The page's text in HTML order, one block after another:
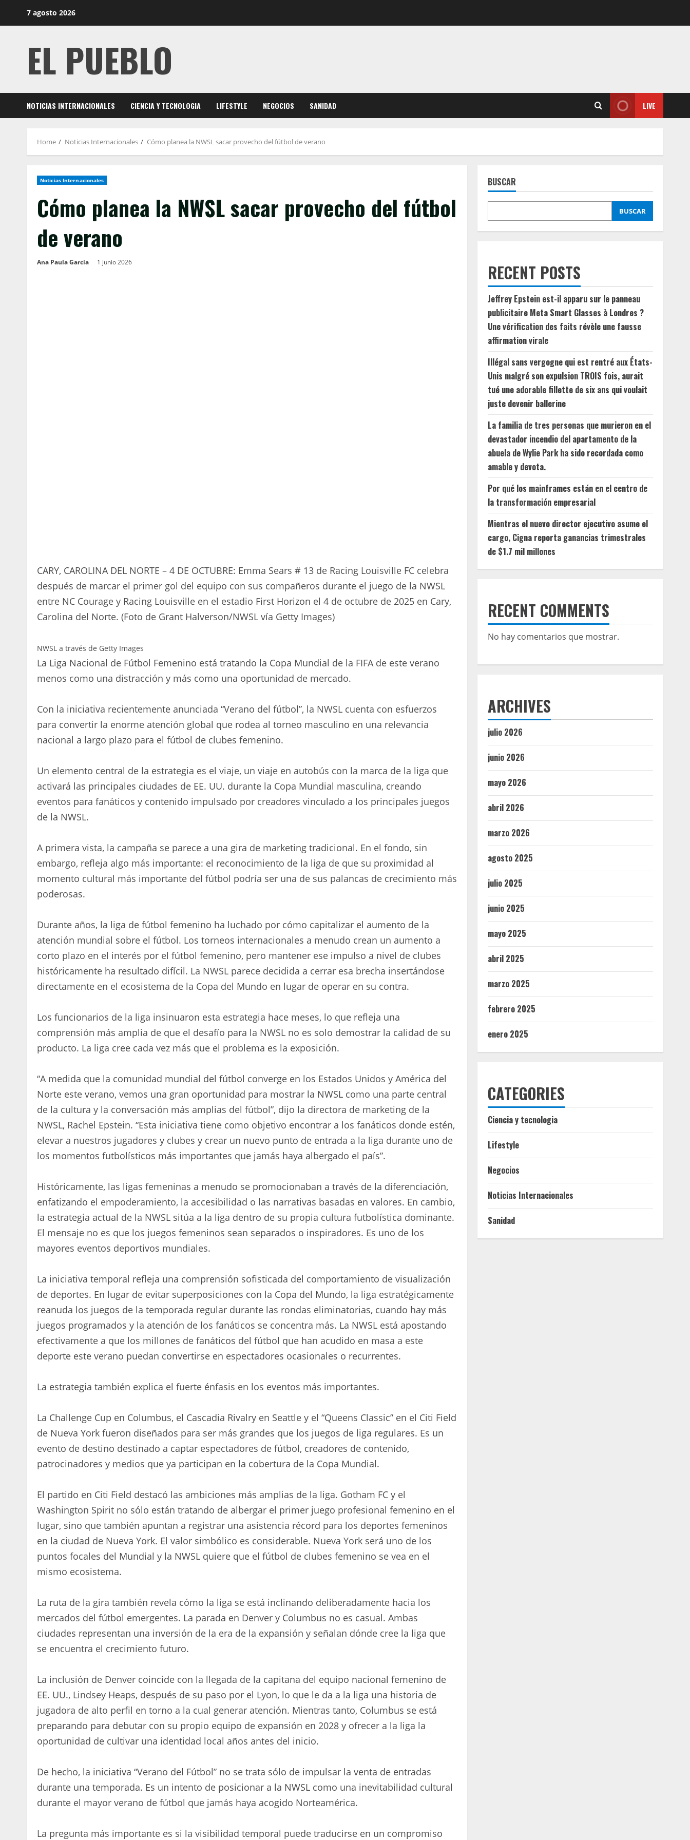
7 agosto 2026
EL PUEBLO
NOTICIAS INTERNACIONALES CIENCIA Y TECNOLOGIA LIFESTYLE NEGOCIOS SANIDAD LIVE
Home Noticias Internacionales Cómo planea la NWSL sacar provecho del fútbol de verano
Noticias Internacionales
Cómo planea la NWSL sacar provecho del fútbol
de verano
Ana Paula García 1 junio 2026
CARY, CAROLINA DEL NORTE – 4 DE OCTUBRE: Emma Sears # 13 de Racing Louisville FC celebra
después de marcar el primer gol del equipo con sus compañeros durante el juego de la NWSL
entre NC Courage y Racing Louisville en el estadio First Horizon el 4 de octubre de 2025 en Cary,
Carolina del Norte. (Foto de Grant Halverson/NWSL vía Getty Images)
NWSL a través de Getty Images
La Liga Nacional de Fútbol Femenino está tratando la Copa Mundial de la FIFA de este verano
menos como una distracción y más como una oportunidad de mercado.
Con la iniciativa recientemente anunciada “Verano del fútbol”, la NWSL cuenta con esfuerzos
para convertir la enorme atención global que rodea al torneo masculino en una relevancia
nacional a largo plazo para el fútbol de clubes femenino.
Un elemento central de la estrategia es el viaje, un viaje en autobús con la marca de la liga que
activará las principales ciudades de EE. UU. durante la Copa Mundial masculina, creando
eventos para fanáticos y contenido impulsado por creadores vinculado a los principales juegos
de la NWSL.
A primera vista, la campaña se parece a una gira de marketing tradicional. En el fondo, sin
embargo, refleja algo más importante: el reconocimiento de la liga de que su proximidad al
momento cultural más importante del fútbol podría ser una de sus palancas de crecimiento más
poderosas.
Durante años, la liga de fútbol femenino ha luchado por cómo capitalizar el aumento de la
atención mundial sobre el fútbol. Los torneos internacionales a menudo crean un aumento a
corto plazo en el interés por el fútbol femenino, pero mantener ese impulso a nivel de clubes
históricamente ha resultado difícil. La NWSL parece decidida a cerrar esa brecha insertándose
directamente en el ecosistema de la Copa del Mundo en lugar de operar en su contra.
Los funcionarios de la liga insinuaron esta estrategia hace meses, lo que refleja una
comprensión más amplia de que el desafío para la NWSL no es solo demostrar la calidad de su
producto. La liga cree cada vez más que el problema es la exposición.
“A medida que la comunidad mundial del fútbol converge en los Estados Unidos y América del
Norte este verano, vemos una gran oportunidad para mostrar la NWSL como una parte central
de la cultura y la conversación más amplias del fútbol”, dijo la directora de marketing de la
NWSL, Rachel Epstein. “Esta iniciativa tiene como objetivo encontrar a los fanáticos donde estén,
elevar a nuestros jugadores y clubes y crear un nuevo punto de entrada a la liga durante uno de
los momentos futbolísticos más importantes que jamás haya albergado el país”.
Históricamente, las ligas femeninas a menudo se promocionaban a través de la diferenciación,
enfatizando el empoderamiento, la accesibilidad o las narrativas basadas en valores. En cambio,
la estrategia actual de la NWSL sitúa a la liga dentro de su propia cultura futbolística dominante.
El mensaje no es que los juegos femeninos sean separados o inspiradores. Es uno de los
mayores eventos deportivos mundiales.
La iniciativa temporal refleja una comprensión sofisticada del comportamiento de visualización
de deportes. En lugar de evitar superposiciones con la Copa del Mundo, la liga estratégicamente
reanuda los juegos de la temporada regular durante las rondas eliminatorias, cuando hay más
juegos programados y la atención de los fanáticos se concentra más. La NWSL está apostando
efectivamente a que los millones de fanáticos del fútbol que han acudido en masa a este
deporte este verano puedan convertirse en espectadores ocasionales o recurrentes.
La estrategia también explica el fuerte énfasis en los eventos más importantes.
La Challenge Cup en Columbus, el Cascadia Rivalry en Seattle y el “Queens Classic” en el Citi Field
de Nueva York fueron diseñados para ser más grandes que los juegos de liga regulares. Es un
evento de destino destinado a captar espectadores de fútbol, ​​creadores de contenido,
patrocinadores y medios que ya participan en la cobertura de la Copa Mundial.
El partido en Citi Field destacó las ambiciones más amplias de la liga. Gotham FC y el
Washington Spirit no sólo están tratando de albergar el primer juego profesional femenino en el
lugar, sino que también apuntan a registrar una asistencia récord para los deportes femeninos
en la ciudad de Nueva York. El valor simbólico es considerable. Nueva York será uno de los
puntos focales del Mundial y la NWSL quiere que el fútbol de clubes femenino se vea en el
mismo ecosistema.
La ruta de la gira también revela cómo la liga se está inclinando deliberadamente hacia los
mercados del fútbol emergentes. La parada en Denver y Columbus no es casual. Ambas
ciudades representan una inversión de la era de la expansión y señalan dónde cree la liga que
se encuentra el crecimiento futuro.
La inclusión de Denver coincide con la llegada de la capitana del equipo nacional femenino de
EE. UU., Lindsey Heaps, después de su paso por el Lyon, lo que le da a la liga una historia de
jugadora de alto perfil en torno a la cual generar atención. Mientras tanto, Columbus se está
preparando para debutar con su propio equipo de expansión en 2028 y ofrecer a la liga la
oportunidad de cultivar una identidad local años antes del inicio.
De hecho, la iniciativa “Verano del Fútbol” no se trata sólo de impulsar la venta de entradas
durante una temporada. Es un intento de posicionar a la NWSL como una inevitabilidad cultural
durante el mayor verano de fútbol que jamás haya acogido Norteamérica.
La pregunta más importante es si la visibilidad temporal puede traducirse en un compromiso
BUSCAR
BUSCAR
RECENT POSTS
Jeffrey Epstein est-il apparu sur le panneau
publicitaire Meta Smart Glasses à Londres ?
Une vérification des faits révèle une fausse
affirmation virale
Illégal sans vergogne qui est rentré aux États-
Unis malgré son expulsion TROIS fois, aurait
tué une adorable fillette de six ans qui voulait
juste devenir ballerine
La familia de tres personas que murieron en el
devastador incendio del apartamento de la
abuela de Wylie Park ha sido recordada como
amable y devota.
Por qué los mainframes están en el centro de
la transformación empresarial
Mientras el nuevo director ejecutivo asume el
cargo, Cigna reporta ganancias trimestrales
de $1.7 mil millones
RECENT COMMENTS
No hay comentarios que mostrar.
ARCHIVES
julio 2026
junio 2026
mayo 2026
abril 2026
marzo 2026
agosto 2025
julio 2025
junio 2025
mayo 2025
abril 2025
marzo 2025
febrero 2025
enero 2025
CATEGORIES
Ciencia y tecnologia
Lifestyle
Negocios
Noticias Internacionales
Sanidad